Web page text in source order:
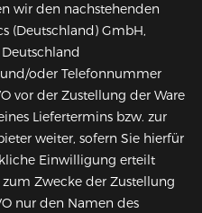
wir den nachstehenden
(Deutschland) GmbH,
oder Telefonnummer
vor der Zustellung der Ware
Liefertermins bzw. zur
weiter, sofern Sie hierfür
Einwilligung erteilt
Zwecke der Zustellung
nur den Namen des